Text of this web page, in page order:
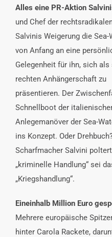
Alles eine PR-Aktion
und Chef der
Salvinis Weigerung die
von Anfang an eine
Gelegenheit für ihn, sich
rechten Anhängerschaft zu
präsentieren. Der
Schnellboot der
Anlegemanöver der Sea-
ins Konzept. Oder
Scharfmacher Salvini
„kriminelle Handlung“ sei
„Kriegshandlung“.
Eineinhalb Million Euro
Mehrere europäische
hinter Carola Rackete,